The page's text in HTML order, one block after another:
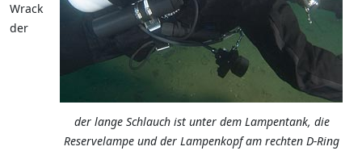
der lange Schlauch ist unter dem Lampentank, die
Reservelampe und der Lampenkopf am rechten D-Ring
Wrack
der